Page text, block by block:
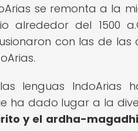
se remonta a la
alrededor del 1500
con las de
lenguas IndoArias
ha dado lugar a la
y el ardha-